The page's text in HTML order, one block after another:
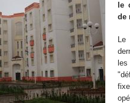
le
de
Le